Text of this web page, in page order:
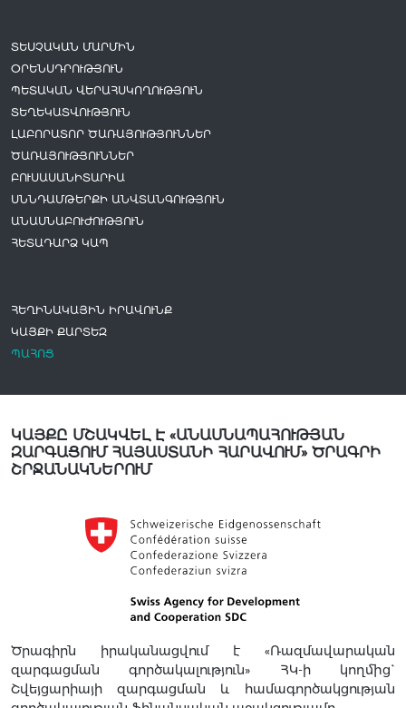
ՏԵՍՉԱԿԱՆ ՄԱՐՄԻՆ
ՕՐԵՆՍԴՐՈՒԹՅՈՒՆ
ՊԵՏԱԿԱՆ ՎԵՐԱՀՍԿՈՂՈՒԹՅՈՒՆ
ՏԵՂԵԿԱՏՎՈՒԹՅՈՒՆ
ԼԱԲՈՐԱՏՈՐ ԾԱՌԱՅՈՒԹՅՈՒՆՆԵՐ
ԾԱՌԱՅՈՒԹՅՈՒՆՆԵՐ
ԲՈՒՍԱՍԱՆԻՏԱՐԻԱ
ՍՆՆԴԱՄԹԵՐՔԻ ԱՆՎՏԱՆԳՈՒԹՅՈՒՆ
ԱՆԱՍՆԱԲՈՒԺՈՒԹՅՈՒՆ
ՀԵՏԱԴԱՐՁ ԿԱՊ
ՀԵՂԻՆԱԿԱՅԻՆ ԻՐԱՎՈՒՆՔ
ԿԱՅՔԻ ՔԱՐՏԵԶ
ՊԱՀՈՑ
ԿԱՅՔԸ ՄՇԱԿՎԵԼ Է «ԱՆԱՍՆԱՊԱՀՈՒԹՅԱՆ
ԶԱՐԳԱՑՈՒՄ ՀԱՅԱՍՏԱՆԻ ՀԱՐԱՎՈՒՄ» ԾՐԱԳՐԻ
ՇՐՋԱՆԱԿՆԵՐՈՒՄ
Ծրագիրն իրականացվում է «Ռազմավարական
զարգացման գործակալություն» ՀԿ-ի կողմից`
Շվեյցարիայի զարգացման և համագործակցության